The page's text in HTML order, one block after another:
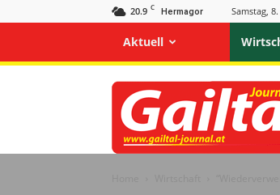
20.9 C Hermagor Samstag,
Aktuell
Gailtal
Journal